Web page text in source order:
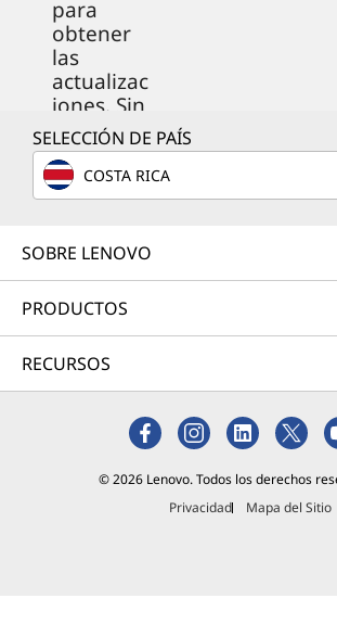
para
obtener
las
actualizac
iones. Sin
embargo,
si ya
tienes
una
Xbox,
Hotmail o
Messenge
r, no
deberás
crear una
nueva
ón. Antes
SELECCIÓN DE PAÍS
COSTA RICA
SOBRE LENOVO
PRODUCTOS
RECURSOS
© 2026 Lenovo. Todos los derechos
Privacidad
Mapa del Sitio